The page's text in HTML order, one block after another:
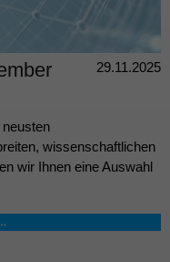
29.11.2025
wissenschaftlichen
wir Ihnen eine Auswahl